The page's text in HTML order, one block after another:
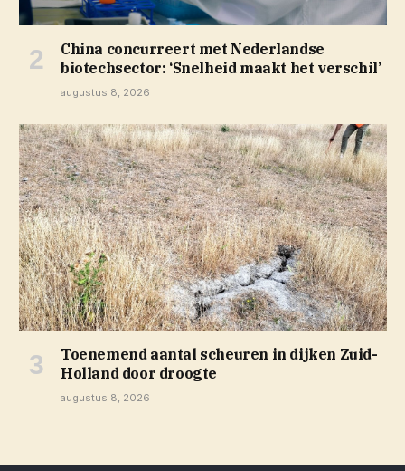
China concurreert met Nederlandse
biotechsector: ‘Snelheid maakt het verschil’
augustus 8, 2026
Toenemend aantal scheuren in dijken Zuid-
Holland door droogte
augustus 8, 2026